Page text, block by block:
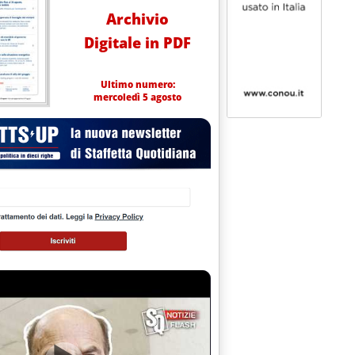
2009 alle 15.13.
Archivio
Digitale in PDF
Ultimo numero:
mercoledì 5 agosto